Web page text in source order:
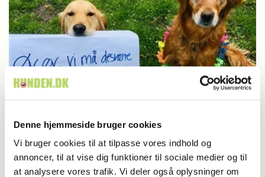
Denne hjemmeside bruger cookies
Vi bruger cookies til at tilpasse vores indhold og
annoncer, til at vise dig funktioner til sociale medier og til
at analysere vores trafik. Vi deler også oplysninger om
Bornholm aflyst